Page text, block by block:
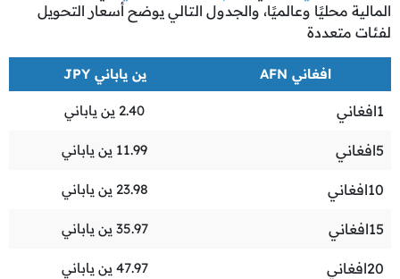
المالية محليًا وعالميًا، والجدول التالي يوضح أسعار التحويل
لفئات متعددة
افغاني AFN ين ياباني JPY
1افغاني 2.40 ين ياباني
5افغاني 11.99 ين ياباني
10افغاني 23.98 ين ياباني
15افغاني 35.97 ين ياباني
20افغاني 47.97 ين ياباني